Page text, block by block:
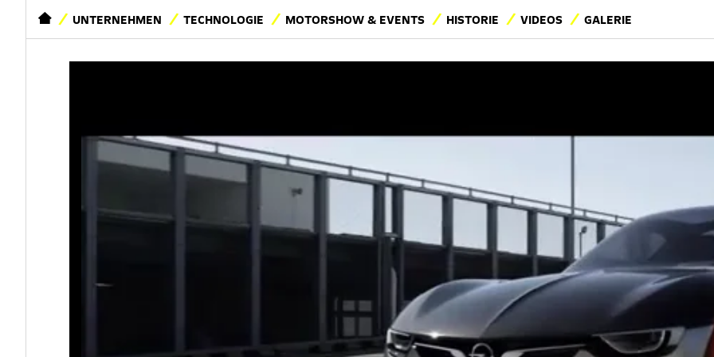
STARTSEITEUNTERNEHMEN TECHNOLOGIE MOTORSHOW & EVENTS HISTORIE VIDEOS GALERIE